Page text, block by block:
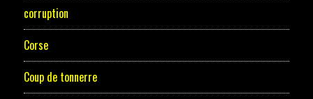
corruption
Corse
Coup de tonnerre